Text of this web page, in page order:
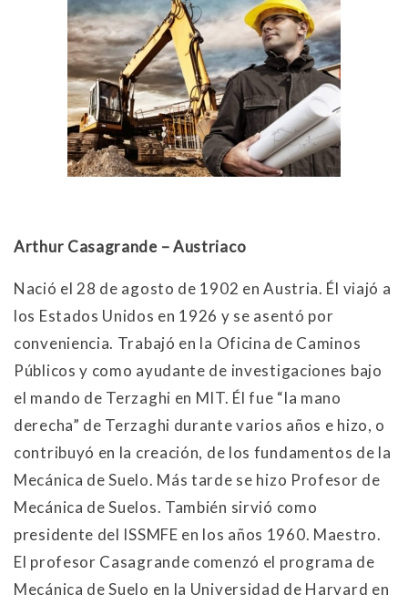
Arthur Casagrande – Austriaco
Nació el 28 de agosto de 1902 en Austria. Él viajó a
los Estados Unidos en 1926 y se asentó por
conveniencia. Trabajó en la Oficina de Caminos
Públicos y como ayudante de investigaciones bajo
el mando de Terzaghi en MIT. Él fue “la mano
derecha” de Terzaghi durante varios años e hizo, o
contribuyó en la creación, de los fundamentos de la
Mecánica de Suelo. Más tarde se hizo Profesor de
Mecánica de Suelos. También sirvió como
presidente del ISSMFE en los años 1960. Maestro.
El profesor Casagrande comenzó el programa de
Mecánica de Suelo en la Universidad de Harvard en